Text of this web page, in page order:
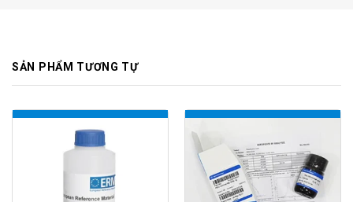
SẢN PHẨM TƯƠNG TỰ